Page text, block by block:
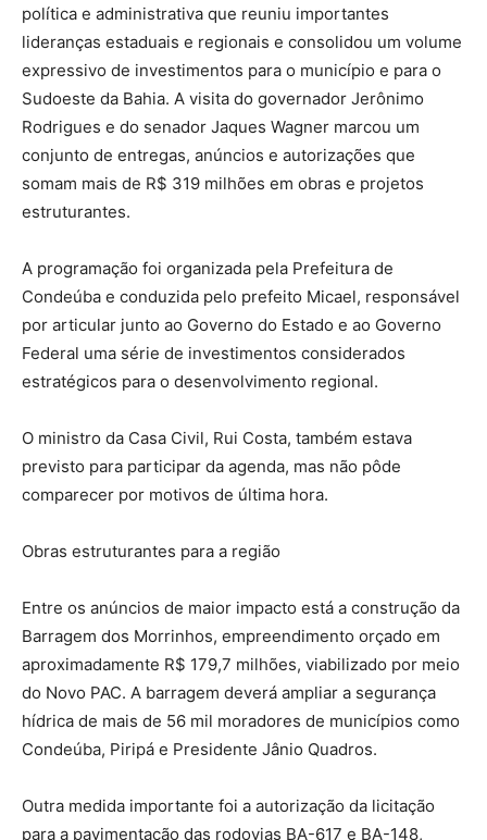
política e administrativa que reuniu importantes
lideranças estaduais e regionais e consolidou um volume
expressivo de investimentos para o município e para o
Sudoeste da Bahia. A visita do governador Jerônimo
Rodrigues e do senador Jaques Wagner marcou um
conjunto de entregas, anúncios e autorizações que
somam mais de R$ 319 milhões em obras e projetos
estruturantes.
A programação foi organizada pela Prefeitura de
Condeúba e conduzida pelo prefeito Micael, responsável
por articular junto ao Governo do Estado e ao Governo
Federal uma série de investimentos considerados
estratégicos para o desenvolvimento regional.
O ministro da Casa Civil, Rui Costa, também estava
previsto para participar da agenda, mas não pôde
comparecer por motivos de última hora.
Obras estruturantes para a região
Entre os anúncios de maior impacto está a construção da
Barragem dos Morrinhos, empreendimento orçado em
aproximadamente R$ 179,7 milhões, viabilizado por meio
do Novo PAC. A barragem deverá ampliar a segurança
hídrica de mais de 56 mil moradores de municípios como
Condeúba, Piripá e Presidente Jânio Quadros.
Outra medida importante foi a autorização da licitação
para a pavimentação das rodovias BA-617 e BA-148,